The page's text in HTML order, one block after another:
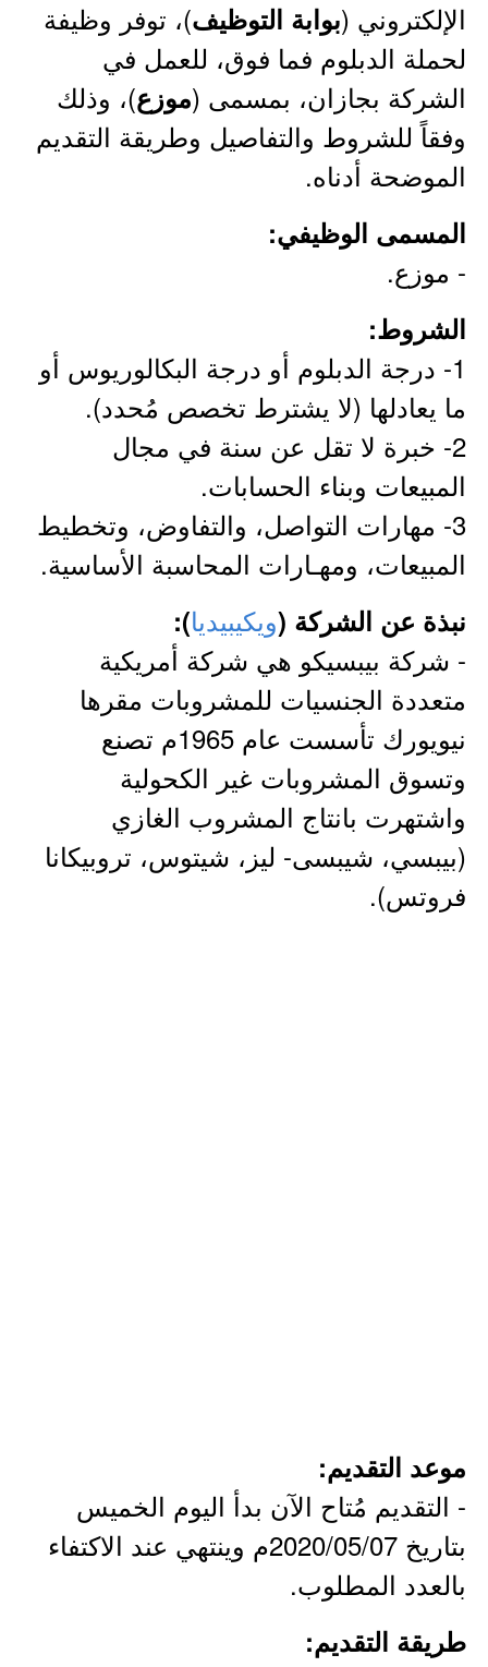
الإلكتروني (بوابة التوظيف)، توفر وظيفة
لحملة الدبلوم فما فوق، للعمل في
الشركة بجازان، بمسمى (موزع)، وذلك
وفقاً للشروط والتفاصيل وطريقة التقديم
الموضحة أدناه.
المسمى الوظيفي:
- موزع.
الشروط:
1- درجة الدبلوم أو درجة البكالوريوس أو
ما يعادلها (لا يشترط تخصص مُحدد).
2- خبرة لا تقل عن سنة في مجال
المبيعات وبناء الحسابات.
3- مهارات التواصل، والتفاوض، وتخطيط
المبيعات، ومهـارات المحاسبة الأساسية.
نبذة عن الشركة (ويكيبيديا):
- شركة بيبسيكو هي شركة أمريكية
متعددة الجنسيات للمشروبات مقرها
نيويورك تأسست عام 1965م تصنع
وتسوق المشروبات غير الكحولية
واشتهرت بانتاج المشروب الغازي
(بيبسي، شيبسى- ليز، شيتوس، تروبيكانا
فروتس).
موعد التقديم:
- التقديم مُتاح الآن بدأ اليوم الخميس
بتاريخ 2020/05/07م وينتهي عند الاكتفاء
بالعدد المطلوب.
طريقة التقديم: